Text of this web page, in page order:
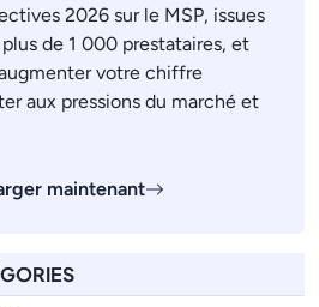
2026 sur le MSP, issues
de 1 000 prestataires, et
votre chiffre
aux pressions du marché et
maintenant